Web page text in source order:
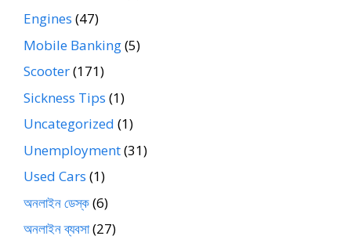
Engines (47)
Mobile Banking(5)
Scooter(171)
Sickness Tips (1)
Uncategorized (1)
Unemployment(31)
Used Cars (1)
অনলাইন ডেস্ক(6)
অনলাইন ব্যবসা(27)